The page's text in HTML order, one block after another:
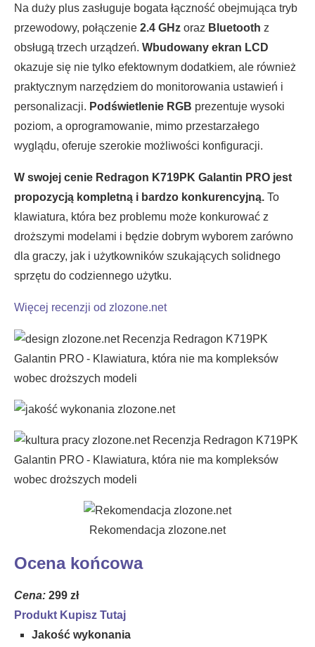
Na duży plus zasługuje bogata łączność obejmująca tryb
przewodowy, połączenie 2.4 GHz oraz Bluetooth z
obsługą trzech urządzeń. Wbudowany ekran LCD
okazuje się nie tylko efektownym dodatkiem, ale również
praktycznym narzędziem do monitorowania ustawień i
personalizacji. Podświetlenie RGB prezentuje wysoki
poziom, a oprogramowanie, mimo przestarzałego
wyglądu, oferuje szerokie możliwości konfiguracji.
W swojej cenie Redragon K719PK Galantin PRO jest
propozycją kompletną i bardzo konkurencyjną. To
klawiatura, która bez problemu może konkurować z
droższymi modelami i będzie dobrym wyborem zarówno
dla graczy, jak i użytkowników szukających solidnego
sprzętu do codziennego użytku.
Więcej recenzji od zlozone.net
Rekomendacja zlozone.net
Ocena końcowa
Cena: 299 zł
Produkt Kupisz Tutaj
Jakość wykonania